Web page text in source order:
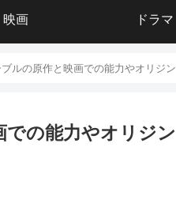
映画 ドラマ
ルの原作と映画での能力やオリジン
の能力やオリジン